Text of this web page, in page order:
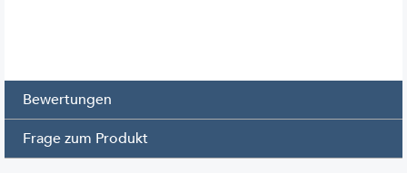
Bewertungen
Frage zum Produkt